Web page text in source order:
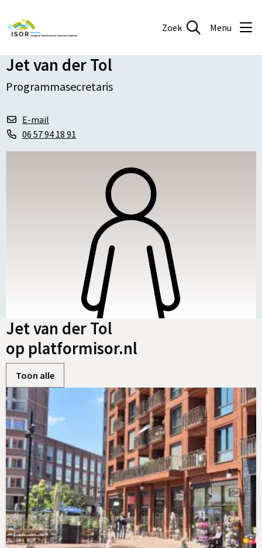
Zoek Menu
Jet van der Tol
Programmasecretaris
E-mail
06 57 94 18 91
Jet van der Tol
op platformisor.nl
Toon alle
Lees
meer
over
ISOR
legt
basis
voor
jaarprogramma
2025